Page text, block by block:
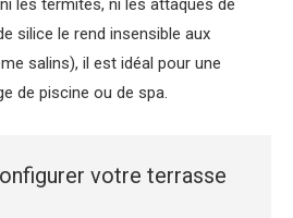
les termites, ni les attaques de
silice le rend insensible aux
salins), il est idéal pour une
de piscine ou de spa.
votre terrasse